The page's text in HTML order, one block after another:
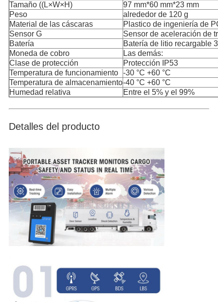
Tamaño ((L×W×H)
97 mm*60 mm*23 mm
Peso
alrededor de 120 g
Material de las cáscaras
Plastico de ingeniería de
Sensor G
Sensor de aceleración de
Batería
Batería de litio recargable
Moneda de cobro
Las demás:
Clase de protección
Protección IP53
Temperatura de funcionamiento -30 °C +60 °C
Temperatura de almacenamiento-40 °C +60 °C
Humedad relativa
Entre el 5% y el 99%
Detalles del producto